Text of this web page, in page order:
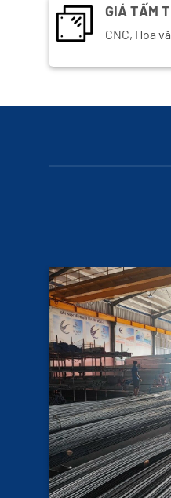
GIÁ TẤM
CNC, Hoa